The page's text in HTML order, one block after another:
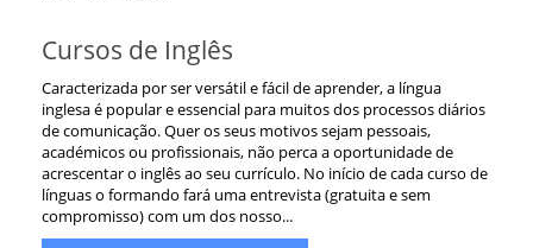
Cursos de Inglês
Caracterizada por ser versátil e fácil de aprender, a língua
inglesa é popular e essencial para muitos dos processos diários
de comunicação. Quer os seus motivos sejam pessoais,
académicos ou profissionais, não perca a oportunidade de
acrescentar o inglês ao seu currículo. No início de cada curso de
línguas o formando fará uma entrevista (gratuita e sem
compromisso) com um dos nosso...